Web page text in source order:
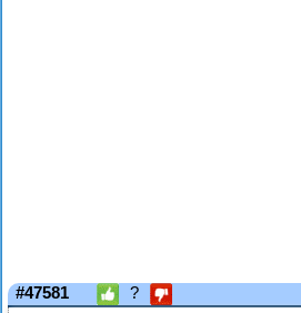
#47581 ?